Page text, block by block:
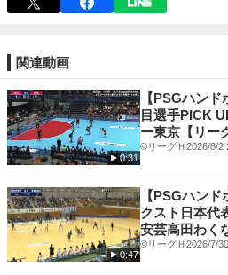
◇リーグＨ公式サイト
◇リーグＨ公式SNS
■X
https://x.com/LeagueH_2024
■Instagram
https://www.instagram.com/
https://www.tiktok.com/@league.h_official
■Facebook
https://www.facebook.com/league.h.official/
関連動画
0:31
【PSGハン
目選手PICK
ー東京【リー
©リーグＨ 2026/8/2
0:47
【PSGハン
クスト日本代
安芸高田わく
【リーグＨ】
©リーグＨ2026/7/